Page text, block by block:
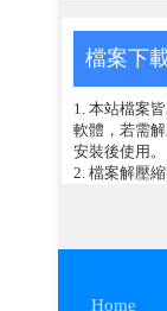
檔案下
1. 本站檔案
軟體，若需
安裝後使用。
2. 檔案解壓縮
Home